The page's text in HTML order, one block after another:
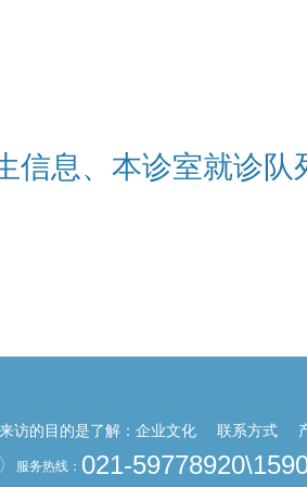
信息、本诊室就诊队
访的目的是了解： 企业文化 联系方式
服务热线： 021-